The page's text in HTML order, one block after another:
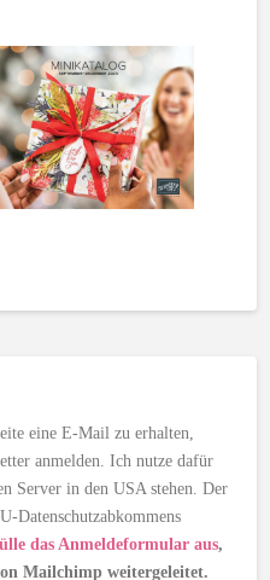
eine E-Mail zu erhalten,
anmelden. Ich nutze dafür
Server in den USA stehen. Der
Datenschutzabkommens
das Anmeldeformular aus,
Mailchimp weitergeleitet.